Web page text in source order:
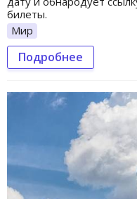
билеты.
Мир
Подробнее